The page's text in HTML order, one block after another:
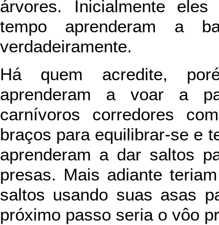
árvores. Inicialmente
tempo aprenderam a
verdadeiramente.
Há quem acredite,
aprenderam a voar a
carnívoros corredores
braços para equilibrar-se e
aprenderam a dar saltos
presas. Mais adiante
saltos usando suas asas
próximo passo seria o vôo